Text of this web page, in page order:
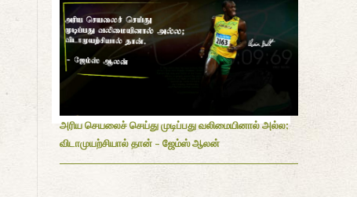
அரிய செயலைச் செய்து முடிப்பது வலிமையினால் அல்ல;
விடாமுயற்சியால் தான் - ஜேம்ஸ் ஆலன்